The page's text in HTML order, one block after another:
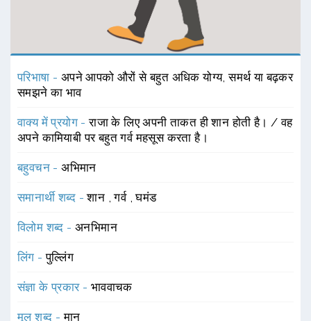
परिभाषा - अपने आपको औरों से बहुत अधिक योग्य, समर्थ या बढ़कर
समझने का भाव
वाक्य में प्रयोग -राजा के लिए अपनी ताकत ही शान होती है। / वह
अपने कामियाबी पर बहुत गर्व महसूस करता है।
बहुवचन -अभिमान
समानार्थी शब्द -शान ,गर्व ,घमंड
विलोम शब्द - अनभिमान
लिंग -पुल्लिंग
संज्ञा के प्रकार - भाववाचक
मूल शब्द -मान